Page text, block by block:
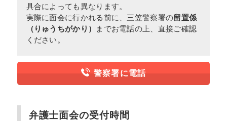
具合によっても異なります。
実際に面会に行かれる前に、三笠警察署の留置係
（りゅうちがかり）
までお電話の上、直接ご確認
ください。
警察署に電話
弁護士面会の受付時間